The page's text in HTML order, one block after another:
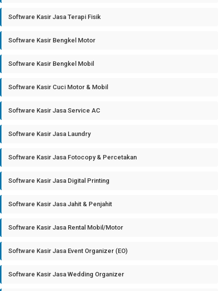
Software Kasir Jasa Terapi Fisik
Software Kasir Bengkel Motor
Software Kasir Bengkel Mobil
Software Kasir Cuci Motor & Mobil
Software Kasir Jasa Service AC
Software Kasir Jasa Laundry
Software Kasir Jasa Fotocopy & Percetakan
Software Kasir Jasa Digital Printing
Software Kasir Jasa Jahit & Penjahit
Software Kasir Jasa Rental Mobil/Motor
Software Kasir Jasa Event Organizer (EO)
Software Kasir Jasa Wedding Organizer